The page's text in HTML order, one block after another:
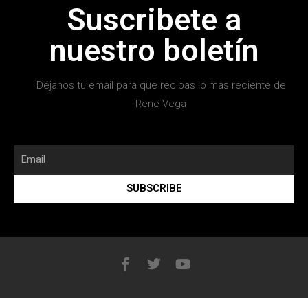
Suscribete a
nuestro boletín
Déjanos tu email para que recibas lo mas reciente de
Rene Vega
SUBSCRIBE